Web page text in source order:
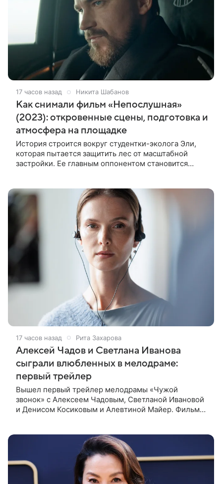
17 часов назад Никита Шабанов
Как снимали фильм «Непослушная»
(2023): откровенные сцены, подготовка и
атмосфера на площадке
История строится вокруг студентки-эколога Эли,
которая пытается защитить лес от масштабной
застройки. Ее главным оппонентом становится
17 часов назад Рита Захарова
Алексей Чадов и Светлана Иванова
сыграли влюбленных в мелодраме:
первый трейлер
Вышел первый трейлер мелодрамы «Чужой
звонок» с Алексеем Чадовым, Светланой Ивановой
и Денисом Косиковым и Алевтиной Майер. Фильм